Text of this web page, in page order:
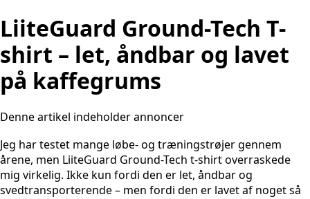
LiiteGuard Ground-Tech T-
shirt – let, åndbar og lavet
på kaffegrums
Denne artikel indeholder annoncer
Jeg har testet mange løbe- og træningstrøjer gennem
årene, men LiiteGuard Ground-Tech t-shirt overraskede
mig virkelig. Ikke kun fordi den er let, åndbar og
svedtransporterende – men fordi den er lavet af noget så